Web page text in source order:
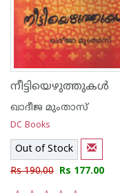
നീട്ടിയെഴുത്തുകള്‍
ഖാദീജ മുംതാസ്
DC Books
Out of Stock
Rs 190.00 Rs 177.00